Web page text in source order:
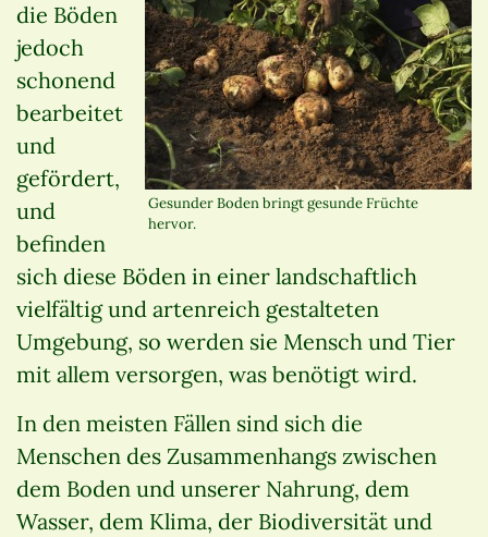
Gesunder Boden bringt gesunde Früchte
hervor.
die Böden
jedoch
schonend
bearbeitet
und
gefördert,
und
befinden
sich diese Böden in einer landschaftlich
vielfältig und artenreich gestalteten
Umgebung, so werden sie Mensch und Tier
mit allem versorgen, was benötigt wird.
In den meisten Fällen sind sich die
Menschen des Zusammenhangs zwischen
dem Boden und unserer Nahrung, dem
Wasser, dem Klima, der Biodiversität und